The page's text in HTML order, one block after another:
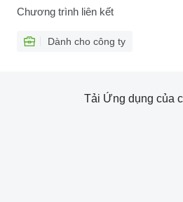
Chương trình liên kết
Dành cho công ty
Tải Ứng dụng của